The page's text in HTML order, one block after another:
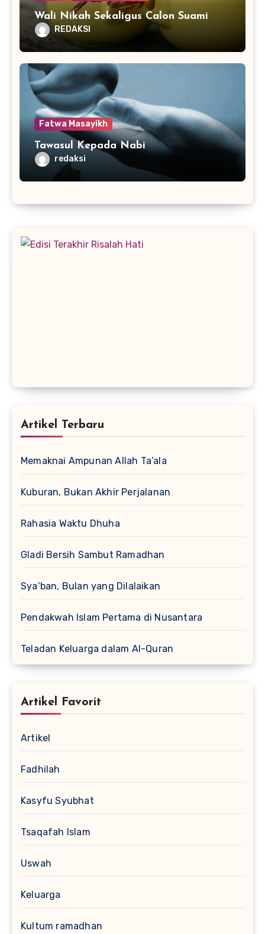
Wali Nikah Sekaligus Calon Suami
REDAKSI
Fatwa Masayikh
Tawasul Kepada Nabi
redaksi
Artikel Terbaru
Memaknai Ampunan Allah Ta’ala
Kuburan, Bukan Akhir Perjalanan
Rahasia Waktu Dhuha
Gladi Bersih Sambut Ramadhan
Sya’ban, Bulan yang Dilalaikan
Pendakwah Islam Pertama di Nusantara
Teladan Keluarga dalam Al-Quran
Artikel Favorit
Artikel
Fadhilah
Kasyfu Syubhat
Tsaqafah Islam
Uswah
Keluarga
Kultum ramadhan